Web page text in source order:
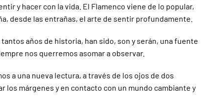
y hacer con la vida. El Flamenco viene de lo popular,
desde las entrañas, el arte de sentir profundamente.
años de historia, han sido, son y serán, una fuente
nos querremos asomar a observar.
a una nueva lectura, a través de los ojos de dos
los márgenes y en contacto con un mundo cambiante y